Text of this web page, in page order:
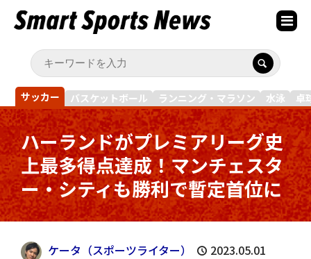
サッカー バスケットボール ランニング・マラソン 水泳 卓
ハーランドがプレミアリーグ史
上最多得点達成！マンチェスタ
ー・シティも勝利で暫定首位に
ケータ（スポーツライター） 2023.05.01